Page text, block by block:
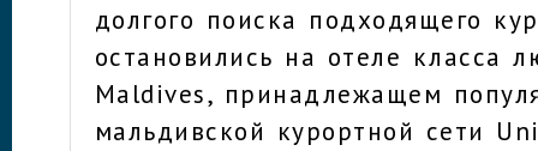
долгого поиска подходящего
остановились на отеле класса
Maldives, принадлежащем
мальдивской курортной сети